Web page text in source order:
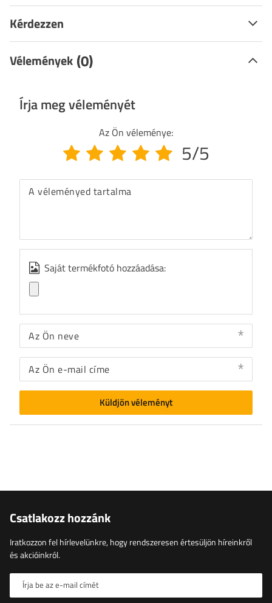
Kérdezzen
Vélemények (0)
Írja meg véleményét
Az Ön véleménye:
5/5
A véleményed tartalma
Saját termékfotó hozzáadása:
Az Ön neve
Az Ön e-mail címe
Küldjön véleményt
Csatlakozz hozzánk
Iratkozzon fel hírlevelünkre, hogy rendszeresen értesüljön híreinkről
és akcióinkról.
Írja be az e-mail címét